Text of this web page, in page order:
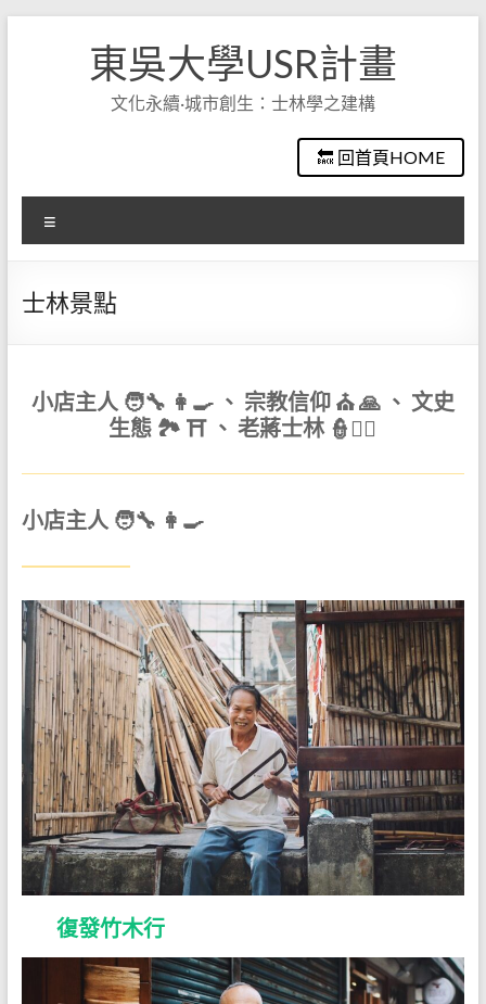
東吳大學USR計畫
文化永續·城市創生：士林學之建構
🔙 回首頁HOME
單
士林景點
小店主人 🧑‍🔧 👩‍🍳 、 宗教信仰 ⛪ 🙏 、 文史
生態 🏞 ⛩ 、 老蔣士林 👮🕵️‍♂️
小店主人 🧑‍🔧 👩‍🍳
復發竹木行